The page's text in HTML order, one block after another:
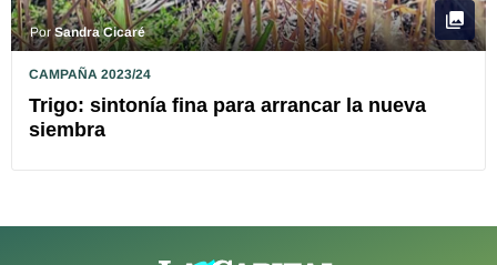
PorSandra Cicaré
CAMPAÑA 2023/24
Trigo: sintonía fina para arrancar la nueva
siembra